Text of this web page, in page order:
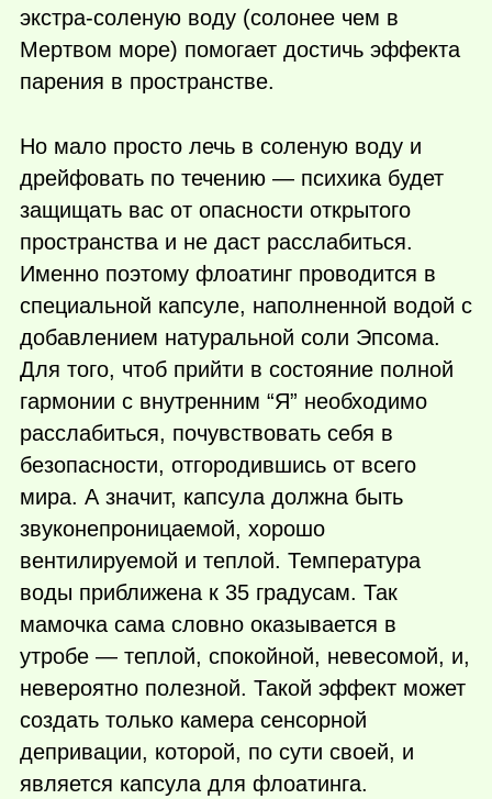
экстра-соленую воду (солонее чем в
Мертвом море) помогает достичь эффекта
парения в пространстве.
Но мало просто лечь в соленую воду и
дрейфовать по течению — психика будет
защищать вас от опасности открытого
пространства и не даст расслабиться.
Именно поэтому флоатинг проводится в
специальной капсуле, наполненной водой с
добавлением натуральной соли Эпсома.
Для того, чтоб прийти в состояние полной
гармонии с внутренним “Я” необходимо
расслабиться, почувствовать себя в
безопасности, отгородившись от всего
мира. А значит, капсула должна быть
звуконепроницаемой, хорошо
вентилируемой и теплой. Температура
воды приближена к 35 градусам. Так
мамочка сама словно оказывается в
утробе — теплой, спокойной, невесомой, и,
невероятно полезной. Такой эффект может
создать только камера сенсорной
депривации, которой, по сути своей, и
является капсула для флоатинга.